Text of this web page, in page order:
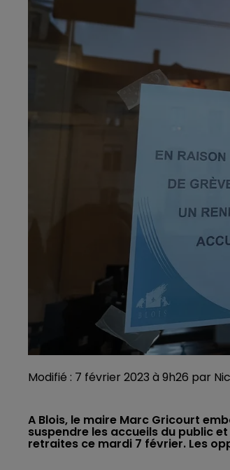
Modifié : 7 février 2023 à 9h26 par
A Blois, le maire Marc Gricourt
suspendre les accueils du public
retraites ce mardi 7 février. Les